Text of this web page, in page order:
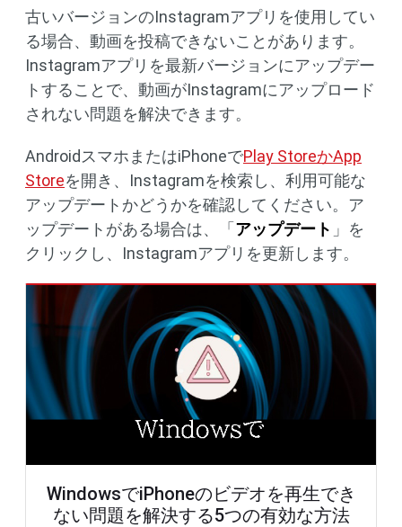
古いバージョンのInstagramアプリを使用してい
る場合、動画を投稿できないことがあります。
Instagramアプリを最新バージョンにアップデー
トすることで、動画がInstagramにアップロード
されない問題を解決できます。
AndroidスマホまたはiPhoneでPlay StoreかApp
Storeを開き、Instagramを検索し、利用可能な
アップデートかどうかを確認してください。ア
ップデートがある場合は、「アップデート 」を
クリックし、Instagramアプリを更新します。
WindowsでiPhoneのビデオを再生でき
ない問題を解決する5つの有効な方法